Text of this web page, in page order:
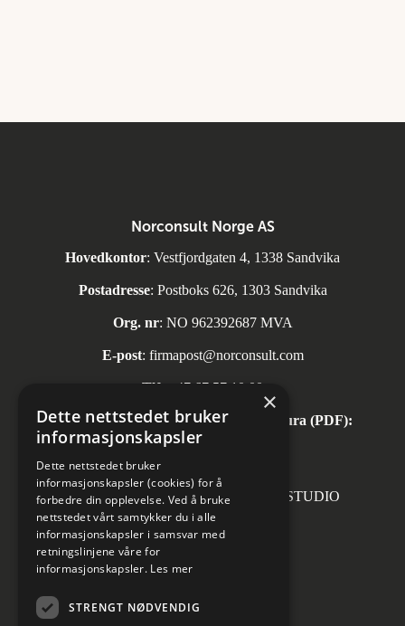
Norconsult Norge AS
Hovedkontor: Vestfjordgaten 4, 1338 Sandvika
Postadresse: Postboks 626, 1303 Sandvika
Org. nr: NO 962392687 MVA
E-post: firmapost@norconsult.com
Tlf: +47 67 57 10 00
Automatisk mottak av inngående faktura (PDF):
invoice.no@norconsult.com
Forsidefoto: RASMUS HJORTSHOJ STUDIO
×
Dette nettstedet bruker
informasjonskapsler
Dette nettstedet bruker
informasjonskapsler (cookies) for å
forbedre din opplevelse. Ved å bruke
nettstedet vårt samtykker du i alle
informasjonskapsler i samsvar med
retningslinjene våre for
informasjonskapsler. Les mer
STRENGT NØDVENDIG